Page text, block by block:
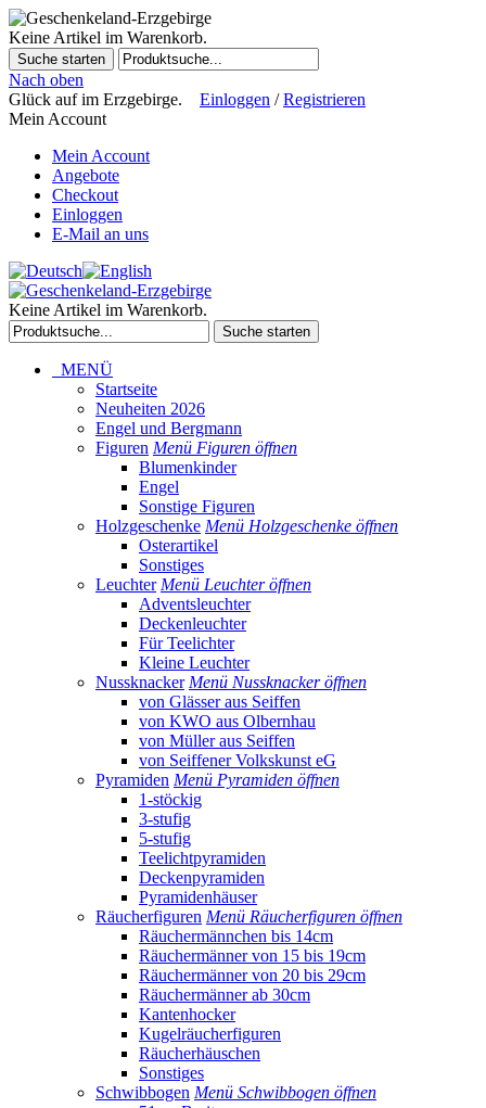
Keine Artikel im Warenkorb.
Suche starten
Nach oben
Glück auf im Erzgebirge.
Einloggen /Registrieren
Mein Account
Mein Account
Angebote
Checkout
Einloggen
E-Mail an uns
Keine Artikel im Warenkorb.
Suche starten
MENÜ
Startseite
Neuheiten 2026
Engel und Bergmann
Figuren Menü Figuren öffnen
Blumenkinder
Engel
Sonstige Figuren
Holzgeschenke Menü Holzgeschenke öffnen
Osterartikel
Sonstiges
Leuchter Menü Leuchter öffnen
Adventsleuchter
Deckenleuchter
Für Teelichter
Kleine Leuchter
Nussknacker Menü Nussknacker öffnen
von Glässer aus Seiffen
von KWO aus Olbernhau
von Müller aus Seiffen
von Seiffener Volkskunst eG
Pyramiden Menü Pyramiden öffnen
1-stöckig
3-stufig
5-stufig
Teelichtpyramiden
Deckenpyramiden
Pyramidenhäuser
Räucherfiguren Menü Räucherfiguren öffnen
Räuchermännchen bis 14cm
Räuchermänner von 15 bis 19cm
Räuchermänner von 20 bis 29cm
Räuchermänner ab 30cm
Kantenhocker
Kugelräucherfiguren
Räucherhäuschen
Sonstiges
Schwibbogen Menü Schwibbogen öffnen